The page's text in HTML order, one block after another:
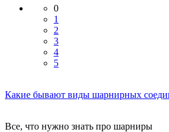
0
1
2
3
4
5
Какие бывают виды шарнирных
Все, что нужно знать про шарниры